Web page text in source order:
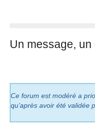
Un message,
Ce forum est modéré a
qu’après avoir été validée